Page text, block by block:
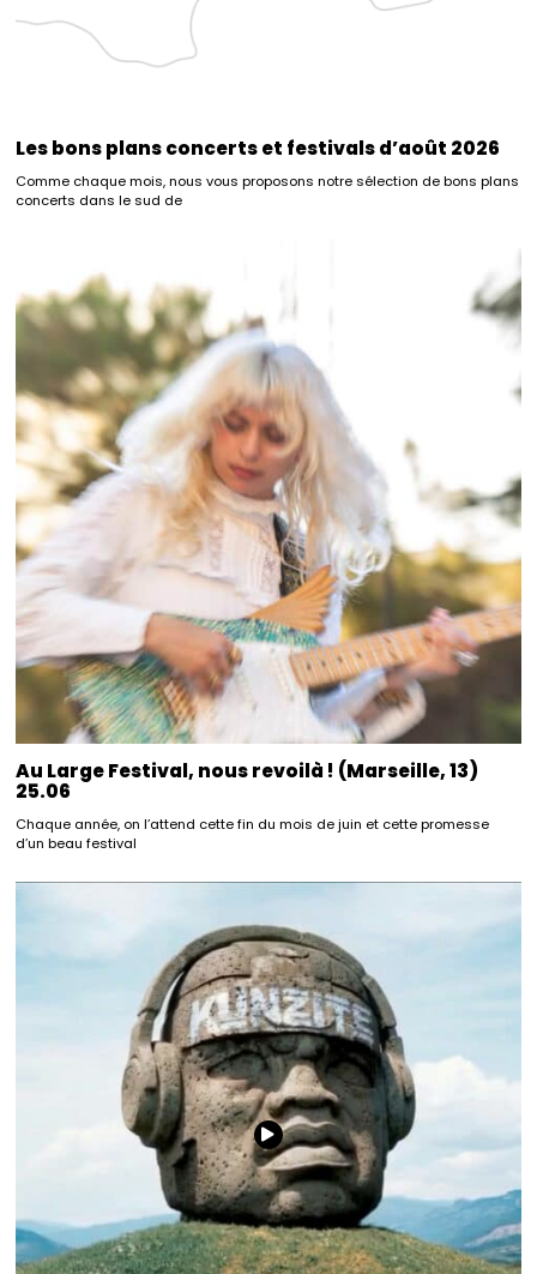
Les bons plans concerts et festivals d’août 2026
Comme chaque mois, nous vous proposons notre sélection de bons plans
concerts dans le sud de
Au Large Festival, nous revoilà ! (Marseille, 13)
25.06
Chaque année, on l’attend cette fin du mois de juin et cette promesse
d’un beau festival